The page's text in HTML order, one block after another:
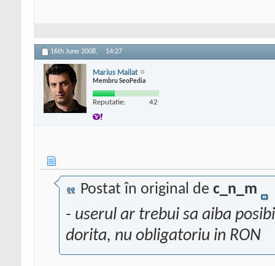
16th June 2008, 14:27
Marius Mailat
Membru SeoPedia
Reputatie: 42
Postat în original de c_n_m
- userul ar trebui sa aiba
dorita, nu obligatoriu in RON